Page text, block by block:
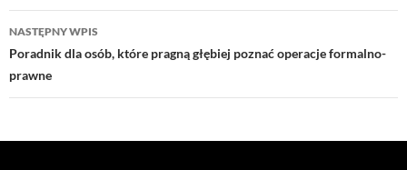
NASTĘPNY WPIS
Poradnik dla osób, które pragną głębiej poznać operacje formalno-
prawne